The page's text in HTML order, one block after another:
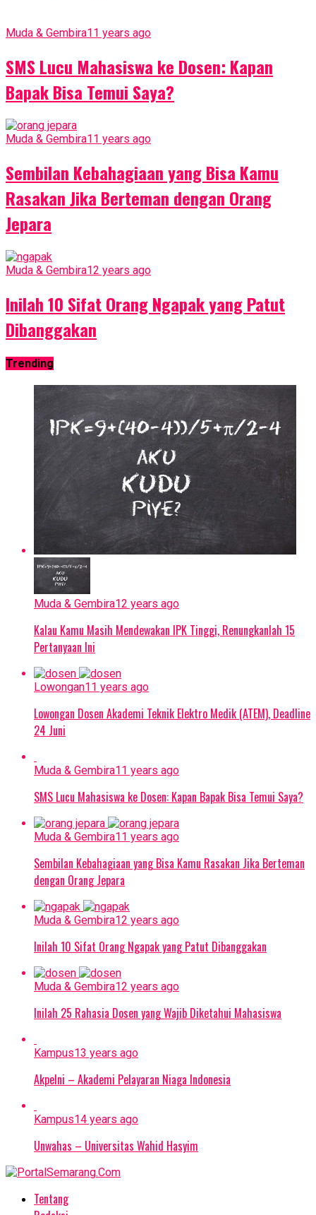
Muda & Gembira11 years ago
SMS Lucu Mahasiswa ke Dosen: Kapan
Bapak Bisa Temui Saya?
Muda & Gembira11 years ago
Sembilan Kebahagiaan yang Bisa Kamu
Rasakan Jika Berteman dengan Orang
Jepara
Muda & Gembira12 years ago
Inilah 10 Sifat Orang Ngapak yang Patut
Dibanggakan
Trending
Muda & Gembira12 years ago
Kalau Kamu Masih Mendewakan IPK Tinggi, Renungkanlah 15
Pertanyaan Ini
Lowongan11 years ago
Lowongan Dosen Akademi Teknik Elektro Medik (ATEM), Deadline
24 Juni
Muda & Gembira11 years ago
SMS Lucu Mahasiswa ke Dosen: Kapan Bapak Bisa Temui Saya?
Muda & Gembira11 years ago
Sembilan Kebahagiaan yang Bisa Kamu Rasakan Jika Berteman
dengan Orang Jepara
Muda & Gembira12 years ago
Inilah 10 Sifat Orang Ngapak yang Patut Dibanggakan
Muda & Gembira12 years ago
Inilah 25 Rahasia Dosen yang Wajib Diketahui Mahasiswa
Kampus13 years ago
Akpelni – Akademi Pelayaran Niaga Indonesia
Kampus14 years ago
Unwahas – Universitas Wahid Hasyim
Tentang